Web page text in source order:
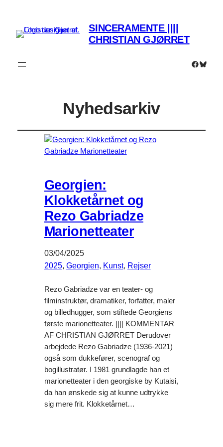
SINCERAMENTE ||||
CHRISTIAN GJØRRET
Nyhedsarkiv
Georgien:
Klokketårnet og
Rezo Gabriadze
Marionetteater
03/04/2025
2025, Georgien‎, Kunst, Rejser
Rezo Gabriadze var en teater- og
filminstruktør, dramatiker, forfatter, maler
og billedhugger, som stiftede Georgiens
første marionetteater. |||| KOMMENTAR
AF CHRISTIAN GJØRRET Derudover
arbejdede Rezo Gabriadze (1936-2021)
også som dukkefører, scenograf og
bogillustratør. I 1981 grundlagde han et
marionetteater i den georgiske by Kutaisi,
da han ønskede sig at kunne udtrykke
sig mere frit. Klokketårnet…